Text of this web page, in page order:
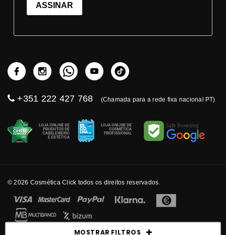
MOSTRAR FILTROS
ASSINAR
+351 222 427 768 (Chamada para a rede fixa nacional PT)
© 2026 Cosmética Click todos os direitos reservados.